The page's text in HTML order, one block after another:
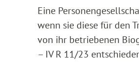
Eine
wenn sie diese für den
von ihr betriebenen
– IV R 11/23